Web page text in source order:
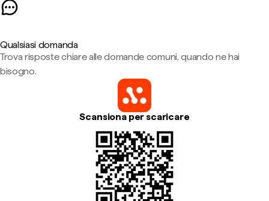
Qualsiasi domanda
Trova risposte chiare alle domande comuni, quando ne hai
bisogno.
Scansiona per scaricare